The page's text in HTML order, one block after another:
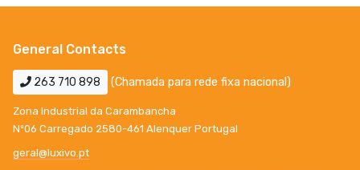
General Contacts
263 710 898 (Chamada para rede fixa nacional)
Zona Industrial da Carambancha
Nº06 Carregado 2580-461 Alenquer Portugal
geral@luxivo.pt